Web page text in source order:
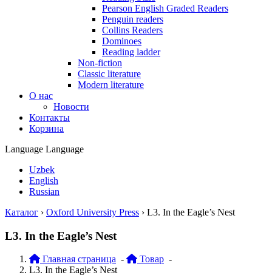
Pearson English Graded Readers
Penguin readers
Collins Readers
Dominoes
Reading ladder
Non-fiction
Classic literature
Modern literature
О нас
Новости
Контакты
Корзина
Language Language
Uzbek
English
Russian
Каталог › Oxford University Press › L3. In the Eagle’s Nest
L3. In the Eagle’s Nest
Главная страница - Товар -
L3. In the Eagle’s Nest